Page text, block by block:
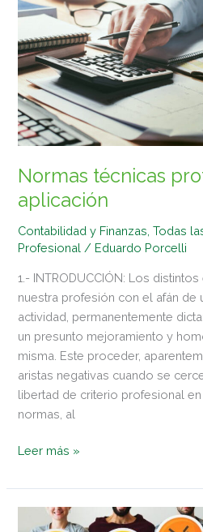
Normas técnicas
aplicación
Contabilidad y Finanzas ,Todas
Profesional / Eduardo Porcelli
1.- INTRODUCCIÓN: Los
nuestra profesión con el afán
actividad, permanentemente
un presunto mejoramiento y
misma. Este proceder,
aristas negativas cuando se
libertad de criterio profesional
normas, al
–
aplicación
Leer más »
Estrés,